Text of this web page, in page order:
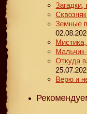
Загадки,
Сквозняк
Земные
Откуда
Верю и